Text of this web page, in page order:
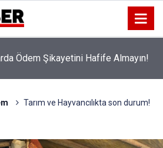
Ödem Şikayetini Hafife Almayın!
Tarım ve Hayvancılıkta son durum!